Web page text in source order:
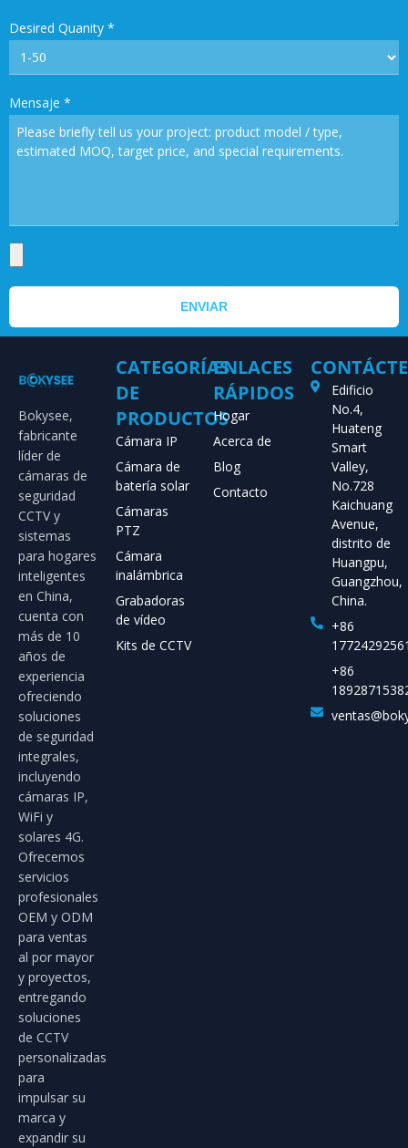
Desired Quanity *
Mensaje *
ENVIAR
Bokysee,
fabricante
líder de
cámaras de
seguridad
CCTV y
sistemas
para hogares
inteligentes
en China,
cuenta con
más de 10
años de
experiencia
ofreciendo
soluciones
de seguridad
integrales,
incluyendo
cámaras IP,
WiFi y
solares 4G.
Ofrecemos
servicios
profesionales
OEM y ODM
para ventas
al por mayor
y proyectos,
entregando
soluciones
de CCTV
personalizadas
para
impulsar su
marca y
expandir su
CATEGORÍAS
DE
PRODUCTOS
Cámara IP
Cámara de
batería solar
Cámaras
PTZ
Cámara
inalámbrica
Grabadoras
de vídeo
Kits de CCTV
ENLACES
RÁPIDOS
Hogar
Acerca de
Blog
Contacto
Edificio
No.4,
Huateng
Smart
Valley,
No.728
Kaichuang
Avenue,
distrito de
Huangpu,
Guangzhou,
China.
+86
+86